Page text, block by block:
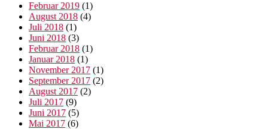
Februar 2019 (1)
August 2018 (4)
Juli 2018 (1)
Juni 2018 (3)
Februar 2018 (1)
Januar 2018 (1)
November 2017 (1)
September 2017 (2)
August 2017 (2)
Juli 2017 (9)
Juni 2017 (5)
Mai 2017 (6)